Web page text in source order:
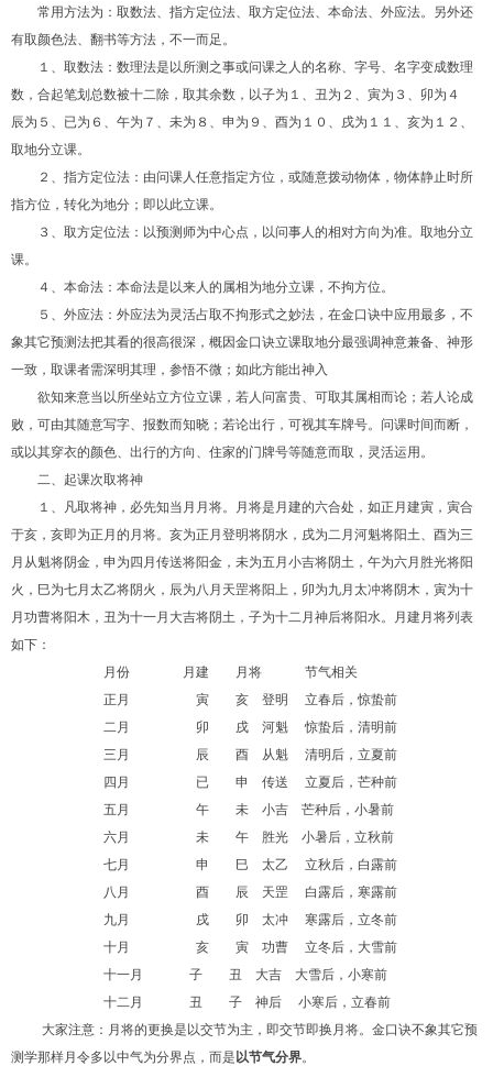
常用方法为：取数法、指方定位法、取方定位法、本命法、外应法。另外还
有取颜色法、翻书等方法，不一而足。
１、取数法：数理法是以所测之事或问课之人的名称、字号、名字变成数理
数，合起笔划总数被十二除，取其余数，以子为１、丑为２、寅为３、卯为４
辰为５、已为６、午为７、未为８、申为９、酉为１０、戌为１１、亥为１２、
取地分立课。
２、指方定位法：由问课人任意指定方位，或随意拨动物体，物体静止时所
指方位，转化为地分；即以此立课。
３、取方定位法：以预测师为中心点，以问事人的相对方向为准。取地分立
课。
４、本命法：本命法是以来人的属相为地分立课，不拘方位。
５、外应法：外应法为灵活占取不拘形式之妙法，在金口诀中应用最多，不
象其它预测法把其看的很高很深，概因金口诀立课取地分最强调神意兼备、神形
一致，取课者需深明其理，参悟不微；如此方能出神入
欲知来意当以所坐站立方位立课，若人问富贵、可取其属相而论；若人论成
败，可由其随意写字、报数而知晓；若论出行，可视其车牌号。问课时间而断，
或以其穿衣的颜色、出行的方向、住家的门牌号等随意而取，灵活运用。
二、起课次取将神
１、凡取将神，必先知当月月将。月将是月建的六合处，如正月建寅，寅合
于亥，亥即为正月的月将。亥为正月登明将阴水，戌为二月河魁将阳土、酉为三
月从魁将阴金，申为四月传送将阳金，未为五月小吉将阴土，午为六月胜光将阳
火，巳为七月太乙将阴火，辰为八月天罡将阳上，卯为九月太冲将阴木，寅为十
月功曹将阳木，丑为十一月大吉将阴土，子为十二月神后将阳水。月建月将列表
如下：
月份 月建 月将
节气相关
正月 寅 亥 登明
立春后，惊蛰前
二月 卯 戌 河魁
惊蛰后，清明前
三月 辰 酉 从魁
清明后，立夏前
四月 已 申 传送
立夏后，芒种前
五月 午 未 小吉 芒种后，小暑前
六月 未 午 胜光 小暑后，立秋前
七月 申 巳 太乙
立秋后，白露前
八月 酉 辰 天罡
白露后，寒露前
九月 戌 卯 太冲
寒露后，立冬前
十月 亥 寅 功曹
立冬后，大雪前
十一月 子 丑 大吉 大雪后，小寒前
十二月 丑 子 神后
小寒后，立春前
大家注意：月将的更换是以交节为主，即交节即换月将。金口诀不象其它预
测学那样月令多以中气为分界点，而是 以节气分界。